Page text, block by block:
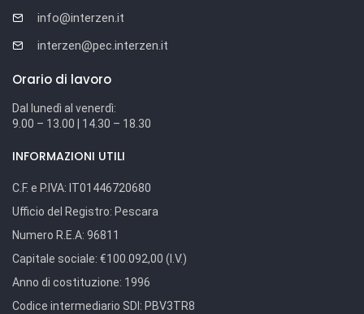
info@interzen.it
interzen@pec.interzen.it
Orario di lavoro
Dal lunedì al venerdì:
9.00 – 13.00 | 14.30 – 18.30
INFORMAZIONI UTILI
C.F. e P.IVA: IT01446720680
Ufficio del Registro: Pescara
Numero R.E.A: 96811
Capitale sociale: €100.092,00 (I.V.)
Anno di costituzione: 1996
Codice intermediario SDI: PBV3TR8